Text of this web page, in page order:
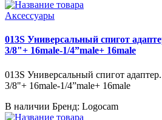
Аксессуары
013S Универсальный спигот
3/8"+ 16male-1/4”male+ 16male
013S Универсальный спигот
3/8"+ 16male-1/4”male+ 16male
В наличии Бренд: Logocam